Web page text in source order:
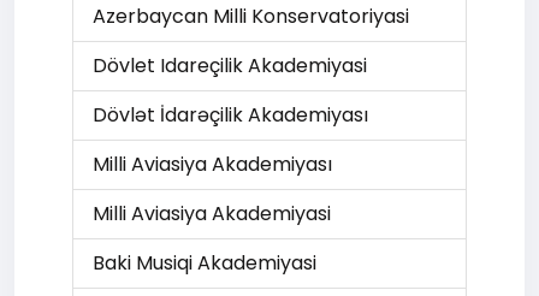
Azerbaycan Milli Konservatoriyasi
Dövlet Idareçilik Akademiyasi
Dövlət İdarəçilik Akademiyası
Milli Aviasiya Akademiyası
Milli Aviasiya Akademiyasi
Baki Musiqi Akademiyasi